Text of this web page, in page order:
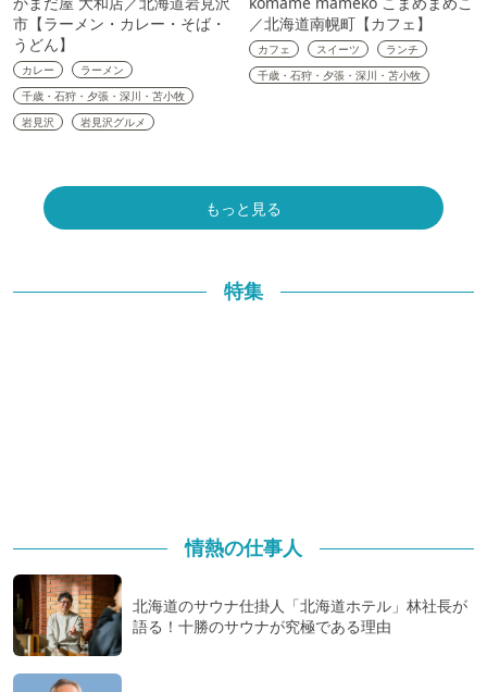
市【ラーメン・カレー・そば・
うどん】
カレー
ラーメン
千歳・石狩・夕張・深川・苫小牧
岩見沢
岩見沢グルメ
／北海道南幌町【カフェ】
カフェ スイーツ
ランチ
千歳・石狩・夕張・深川・苫小牧
もっと見る
特集
情熱の仕事人
北海道のサウナ仕掛人「北海道ホテル」林社長が
語る！十勝のサウナが究極である理由